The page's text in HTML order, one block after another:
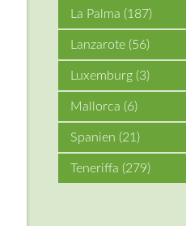
La Palma (187)
Lanzarote (56)
Luxemburg (3)
Mallorca (6)
Spanien (21)
Teneriffa (279)